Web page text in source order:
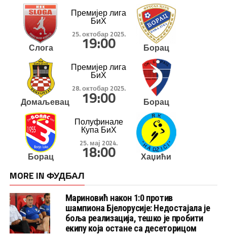
Слога
Премијер лига
БиХ
25. октобар 2025.
19:00 Борац
Домаљевац
Премијер лига
БиХ
28. октобар 2025.
19:00 Борац
Борац
Полуфинале
Купа БиХ
25. мај 2024.
18:00 Хаџићи
MORE IN ФУДБАЛ
Мариновић након 1:0 против
шампиона Бјелорусије: Недостајала је
боља реализација, тешко је пробити
екипу која остане са десеторицом